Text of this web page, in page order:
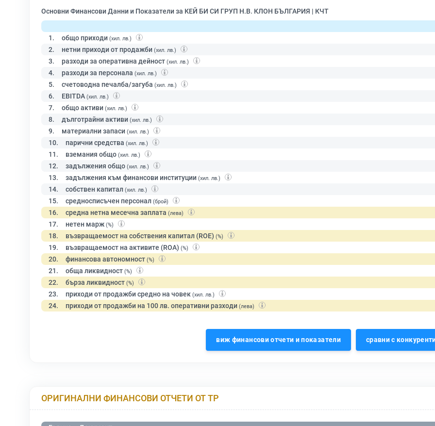
Основни Финансови Данни и Показатели за КЕЙ БИ СИ ГРУП Н.В. КЛОН БЪЛГАРИЯ | КЧТ
1. общо приходи (хил. лв.)
2. нетни приходи от продажби (хил. лв.)
3. разходи за оперативна дейност (хил. лв.)
4. разходи за персонала (хил. лв.)
5. счетоводна печалба/загуба (хил. лв.)
6. EBITDA (хил. лв.)
7. общо активи (хил. лв.)
8. дълготрайни активи (хил. лв.)
9. материални запаси (хил. лв.)
10. парични средства (хил. лв.)
11. вземания общо (хил. лв.)
12. задължения общо (хил. лв.)
13. задължения към финансови институции (хил. лв.)
14. собствен капитал (хил. лв.)
15. средносписъчен персонал (брой)
16. средна нетна месечна заплата (лева)
17. нетен марж (%)
18. възвращаемост на собствения капитал (ROE) (%)
19. възвращаемост на активите (ROA) (%)
20. финансова автономност (%)
21. обща ликвидност (%)
22. бърза ликвидност (%)
23. приходи от продажби средно на човек (хил. лв.)
24. приходи от продажби на 100 лв. оперативни разходи (лева)
виж финансови отчети и показатели сравни с
ОРИГИНАЛНИ ФИНАНСОВИ ОТЧЕТИ ОТ ТР